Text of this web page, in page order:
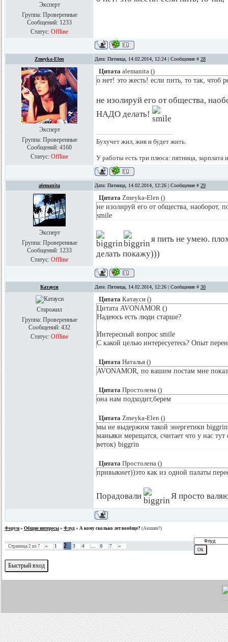
Эксперт
Группа: Проверенные
Сообщений: 1233
Статус: Offline
Zmeyka-Elen Дата: Пятница, 14.02.2014, 12:24 | Сообщение # 28
Эксперт
Группа: Проверенные
Сообщений: 4160
Статус: Offline
Цитата alemanita ()
о нет! это жесть! если пить, то так, чтоб
не изолируй его от общества,
НАДО делать!
Бухучет жил, жив и будет жить.
У работы есть три плюса: пятница, зарплата
alemanita Дата: Пятница, 14.02.2014, 12:26 | Сообщение # 29
Эксперт
Группа: Проверенные
Сообщений: 1233
Статус: Offline
Цитата Zmeyka-Elen ()
не изолируй его от общества,
smile
я пить не умею.
делать покажу)))
Катауси Дата: Пятница, 14.02.2014, 12:26 | Сообщение # 30
Старожил
Группа: Проверенные
Сообщений: 432
Статус: Offline
Цитата Катауси ()
Цитата AVONAMOR ()
Надеюсь есть люди старше?
Интересный вопрос smile
С какой целью интересуетесь? Опыт
Цитата Наталья ()
AVONAMOR, по вашим постам мне
Цитата Простолена ()
она нам подходит,берем
Цитата Zmeyka-Elen ()
мы не выдержим такой энергетики
маньяки мерещатся, считает что у нас
веток) biggrin
Цитата Простолена ()
привыкнет))это как из одной палаты
Порадовали Я просто
Форум » Общие интересы » Флуд » А кому сколько лет вообще? (Аюшки?)
Страница 2 из 7 « 1 2 3 4 … 6 7 »